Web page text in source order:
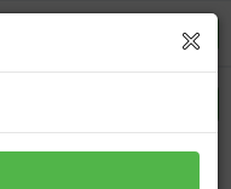
dalgalı tül peruk